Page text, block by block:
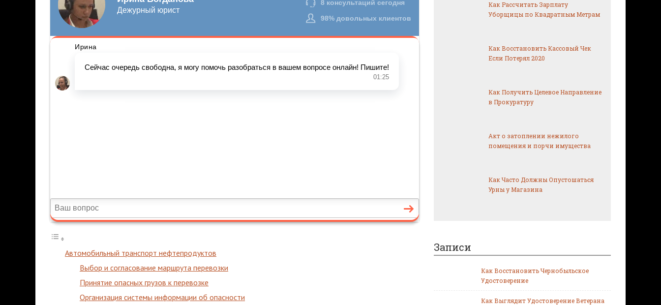
Автомобильный транспорт нефтепродуктов
Выбор и согласование маршрута перевозки
Принятие опасных грузов к перевозке
Организация системы информации об опасности
Как Рассчитать Зарплату
Уборщицы по Квадратным Метрам
Как Восстановить Кассовый Чек
Если Потерял 2020
Как Получить Целевое Направление
в Прокуратуру
Акт о затоплении нежилого
помещения и порчи имущества
Как Часто Должны Опустошаться
Урны у Магазина
Записи
Как Восстановить Чернобыльское
Удостоверение
Как Выглядит Удостоверение Ветерана